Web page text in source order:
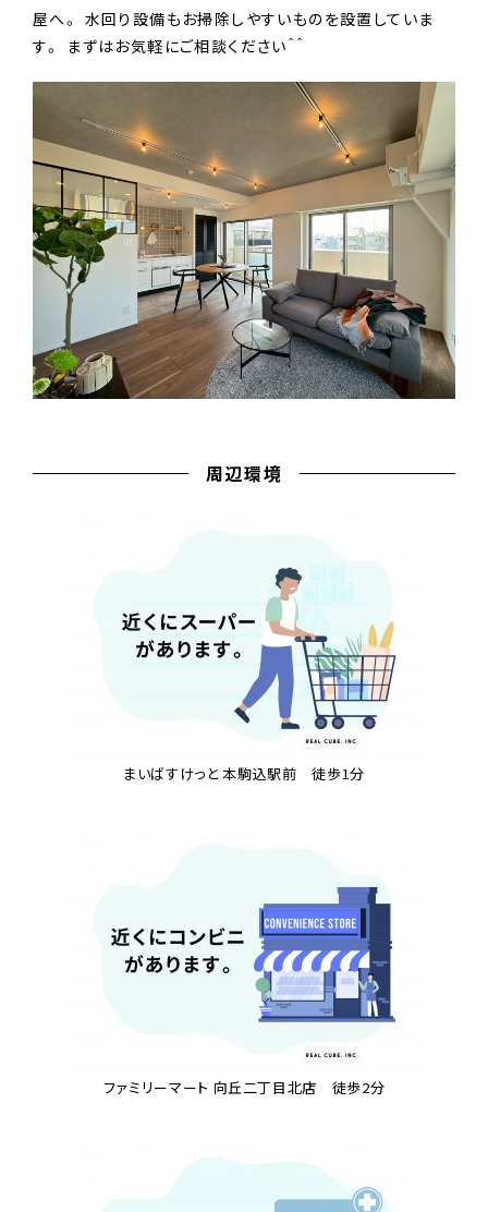
屋へ。 水回り設備もお掃除しやすいものを設置していま
す。 まずはお気軽にご相談ください＾＾
周辺環境
まいばすけっと 本駒込駅前 徒歩1分
ファミリーマート 向丘二丁目北店 徒歩2分